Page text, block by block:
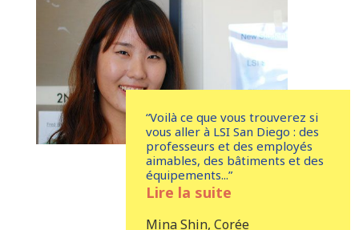
“Voilà ce que vous trouverez si
vous aller à LSI San Diego : des
professeurs et des employés
aimables, des bâtiments et des
équipements...”
Lire la suite
Mina Shin, Corée